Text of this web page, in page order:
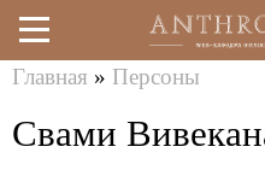
Перейти
к
здесь
Главная » Персоны
Свами